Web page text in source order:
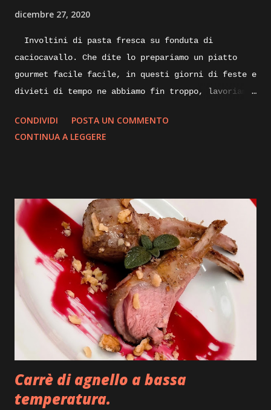
dicembre 27, 2020
Involtini di pasta fresca su fonduta di
caciocavallo. Che dite lo prepariamo un piatto
gourmet facile facile, in questi giorni di feste e
divieti di tempo ne abbiamo fin troppo, lavoriamo
ne verrà fuori, quindi spostiamoci dalla scrivania
ai fornelli ed iniziamo. Quando pensiamo ad un
impiattarlo, non dilunghiamoci oltre e andiamo
subito ad iniziare. Ingredienti: sfoglia di
pasta fresca, carne di tacchino, provola, olio
pepe, ricotta stagionata, mostarda, caciocavallo
stagionato, prezzemolo, julienne di peperoncino,
pellicola adatta anche per la cottura degli
alimenti. Execution: prepariamo per iniziare
un po’ di bollito con del tacchino, quindi pentola
con acqua carne di tacchino e un pizzico di sale
grosso, portiamo tutto sul forn...
CONDIVIDI
POSTA UN COMMENTO
CONTINUA A LEGGERE
Carrè di agnello a bassa
temperatura.